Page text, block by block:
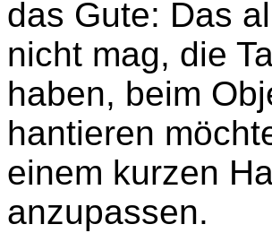
das Gute: Das
nicht mag, die
haben, beim
hantieren
einem kurzen
anzupassen.